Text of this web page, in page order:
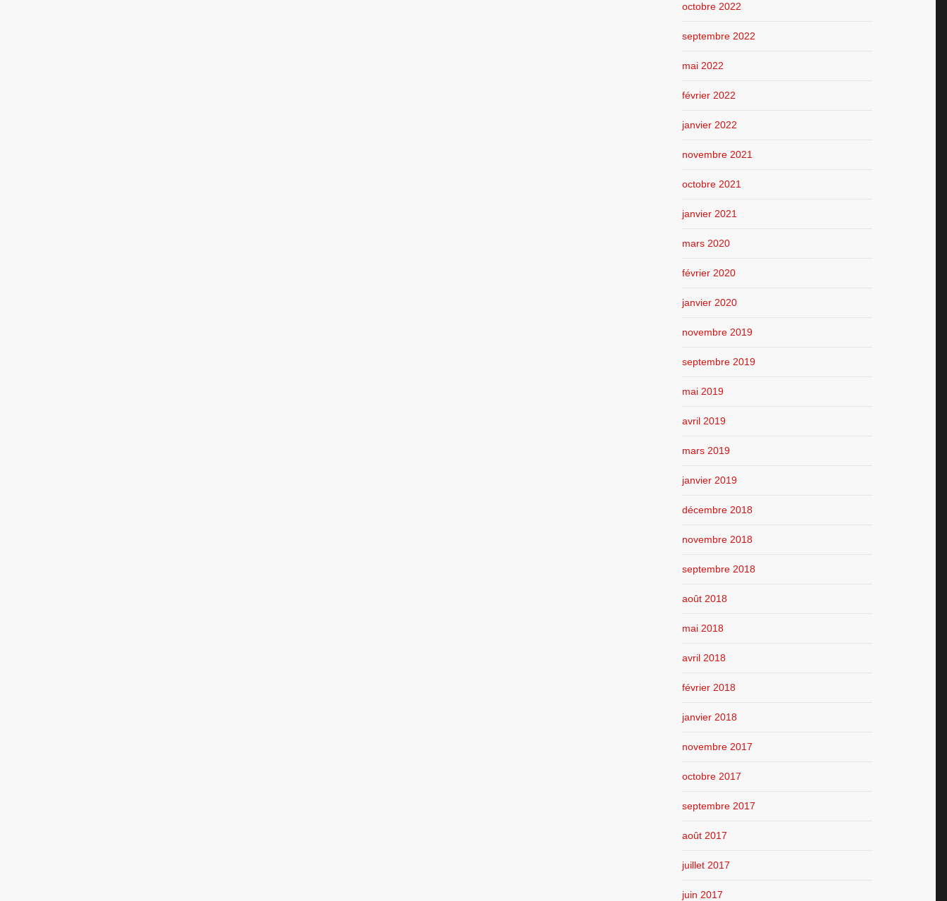
octobre 2022
septembre 2022
mai 2022
février 2022
janvier 2022
novembre 2021
octobre 2021
janvier 2021
mars 2020
février 2020
janvier 2020
novembre 2019
septembre 2019
mai 2019
avril 2019
mars 2019
janvier 2019
décembre 2018
novembre 2018
septembre 2018
août 2018
mai 2018
avril 2018
février 2018
janvier 2018
novembre 2017
octobre 2017
septembre 2017
août 2017
juillet 2017
juin 2017